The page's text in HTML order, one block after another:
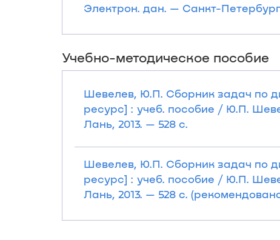
Электрон. дан. — Санкт-
Учебно-методическое пособие
Шевелев, Ю.П. Сборник задач по
ресурс] : учеб. пособие / Ю.П.
Лань, 2013. — 528 с.
Шевелев, Ю.П. Сборник задач по
ресурс] : учеб. пособие / Ю.П.
Лань, 2013. — 528 с.